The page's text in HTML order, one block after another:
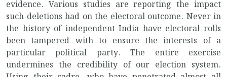
evidence. Various studies are reporting the impact
such deletions had on the electoral outcome. Never in
the history of independent India have electoral rolls
been tampered with to ensure the interests of a
particular political party. The entire exercise
undermines the credibility of our election system.